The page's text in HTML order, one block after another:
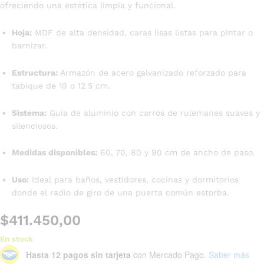
ofreciendo una estética limpia y funcional.
Hoja: MDF de alta densidad, caras lisas listas para pintar o
barnizar.
Estructura: Armazón de acero galvanizado reforzado para
tabique de 10 o 12.5 cm.
Sistema: Guía de aluminio con carros de rulemanes suaves y
silenciosos.
Medidas disponibles: 60, 70, 80 y 90 cm de ancho de paso.
Uso: Ideal para baños, vestidores, cocinas y dormitorios
donde el radio de giro de una puerta común estorba.
$411.450,00
En stock
Hasta 12 pagos sin tarjeta con Mercado Pago. Saber más